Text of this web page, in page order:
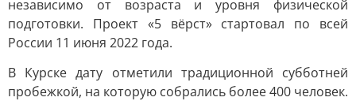
независимо от возраста и уровня физической
подготовки. Проект «5 вёрст» стартовал по всей
России 11 июня 2022 года.
В Курске дату отметили традиционной субботней
пробежкой, на которую собрались более 400 человек.